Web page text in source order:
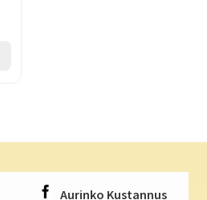
Aurinko Kustannus